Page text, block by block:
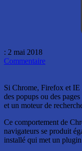
: 2 mai 2018
Commentaire
Si Chrome, Firefox et IE
des popups ou des
et un moteur de
Ce comportement de
navigateurs se produit
installé qui met un